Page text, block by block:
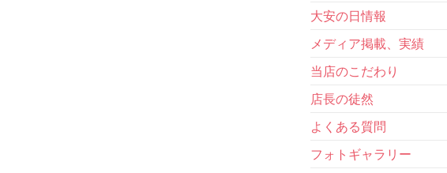
大安の日情報
メディア掲載、実績
当店のこだわり
店長の徒然
よくある質問
フォトギャラリー